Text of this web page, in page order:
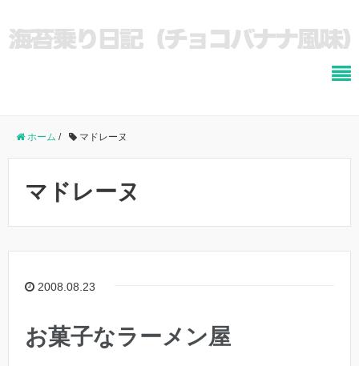
ホーム / マドレーヌ
マドレーヌ
2008.08.23
お菓子なラーメン屋